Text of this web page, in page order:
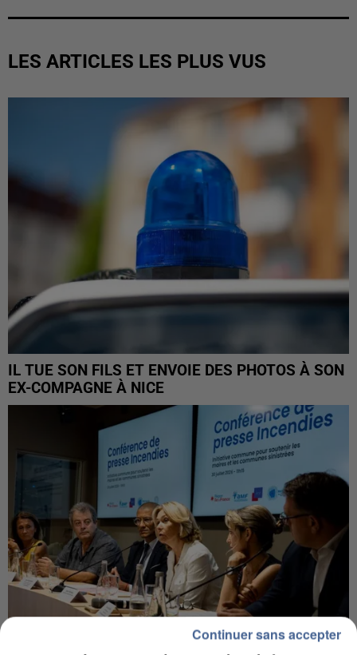
LES ARTICLES LES PLUS VUS
IL TUE SON FILS ET ENVOIE DES PHOTOS À SON
EX-COMPAGNE À NICE
Continuer sans accepter